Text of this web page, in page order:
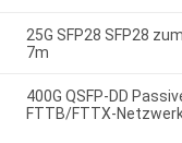
25G SFP28 SFP28
7m
400G QSFP-DD
FTTB/FTTX-